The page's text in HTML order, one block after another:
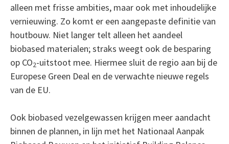
alleen met frisse ambities, maar ook met inhoudelijke
vernieuwing. Zo komt er een aangepaste definitie van
houtbouw. Niet langer telt alleen het aandeel
biobased materialen; straks weegt ook de besparing
op CO2-uitstoot mee. Hiermee sluit de regio aan bij de
Europese Green Deal en de verwachte nieuwe regels
van de EU.
Ook biobased vezelgewassen krijgen meer aandacht
binnen de plannen, in lijn met het Nationaal Aanpak